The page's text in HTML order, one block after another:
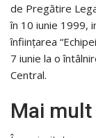
de Pregătire
în 10 iunie 1999,
înfiinţarea
7 iunie la o
Central.
Mai